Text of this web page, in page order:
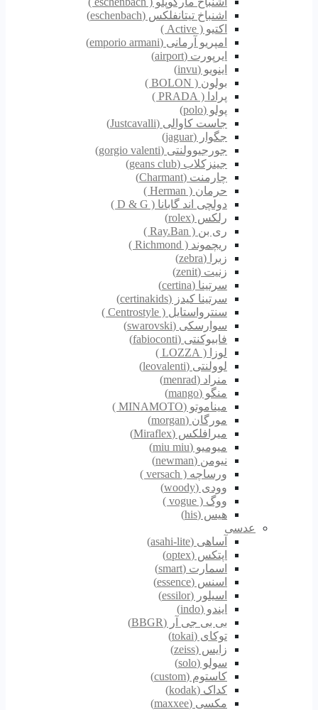
اشنباخ تیتانفلکس (eschenbach)
اکتیو ( Active )
امپریو آرمانی (emporio armani)
ایرپورت (airport)
اینویو (invu)
بولون ( BOLON )
پرادا ( PRADA )
پولو (polo)
جاست کاوالی (Justcavalli)
جگوار (jaguar)
جورجیوولنتی (gorgio valenti)
جینزکلاب (geans club)
چارمنت (Charmant)
حرمان ( Herman )
دولچی اند گابانا ( D & G )
رلکس (rolex)
ری بن ( Ray.Ban )
ریچموند ( Richmond )
زبرا (zebra)
زنیت (zenit)
سرتینا (certina)
سرتینا کیدز (certinakids)
سنترواستایل ( Centrostyle )
سوارسکی (swarovski)
فابیوکنتی (fabioconti)
لوزا ( LOZZA )
لوولنتی (leovalenti)
منراد (menrad)
منگو (mango)
میناموتو (MINAMOTO )
مورگان (morgan)
میرافلکس (Miraflex)
میومیو (miu miu)
نیومن (newman)
ورساچه ( versach )
وودی (woody)
ووگ ( vogue )
هیس (his)
عدسی
آساهی (asahi-lite)
اپتکس (optex)
اسمارت (smart)
اسنس (essence)
اسیلور (essilor)
ایندو (indo)
بی بی جی آر (BBGR)
توکای (tokai)
زایس (zeiss)
سولو (solo)
کاستوم (custom)
کداک (kodak)
مکسی (maxxee)